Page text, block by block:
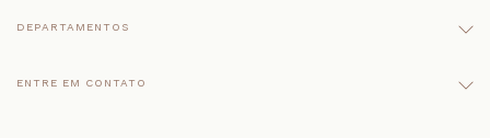
DEPARTAMENTOS
ENTRE EM CONTATO